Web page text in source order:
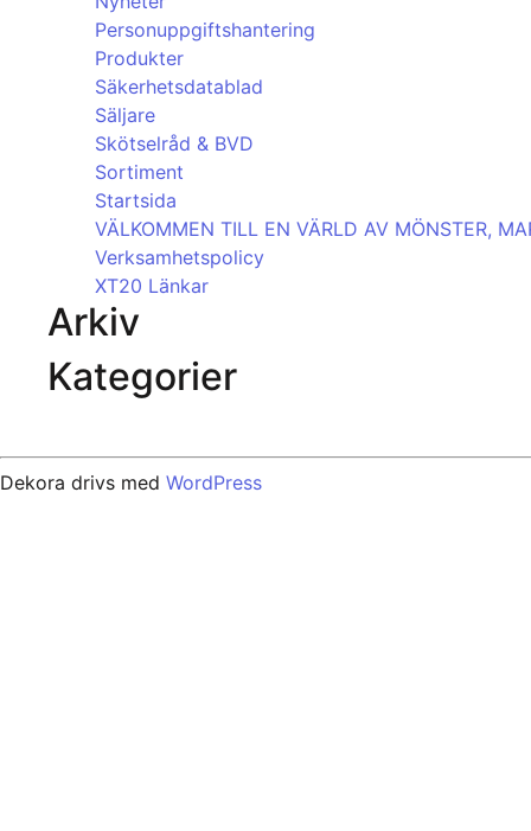
Personuppgiftshantering
Produkter
Säkerhetsdatablad
Säljare
Skötselråd & BVD
Sortiment
Startsida
VÄLKOMMEN TILL EN VÄRLD AV MÖNSTER,
Verksamhetspolicy
XT20 Länkar
Arkiv
Kategorier
Dekora drivs med WordPress